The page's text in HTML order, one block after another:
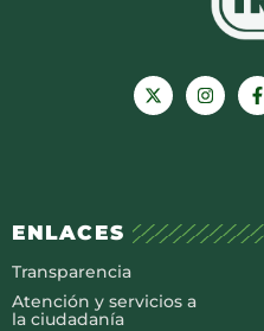
ENLACES
Transparencia
Atención y servicios a
la ciudadanía